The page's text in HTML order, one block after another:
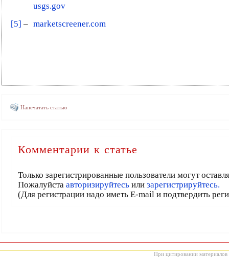
usgs.gov
[5] – marketscreener.com
Напечатать статью
Комментарии к статье
Только зарегистрированные пользователи могут
Пожалуйста авторизируйтесьили зарегистрируйтесь.
(Для регистрации надо иметь E-mail и подтвердить
При цитировании материалов